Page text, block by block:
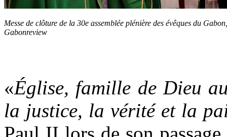
Messe de clôture de la 30e assemblée plénière des évêques du
Gabonreview
«Église, famille de Dieu
la justice, la vérité et la